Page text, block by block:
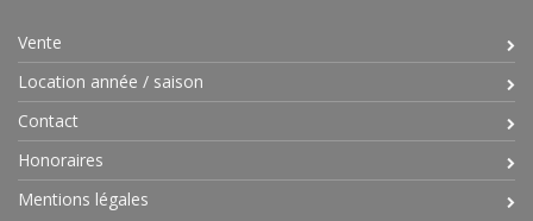
Vente
Location année / saison
Contact
Honoraires
Mentions légales